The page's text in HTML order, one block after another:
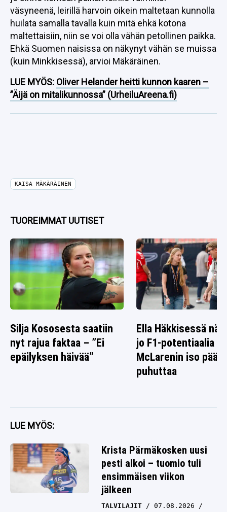
väsyneenä, leirillä harvoin oikein maltetaan kunnolla
huilata samalla tavalla kuin mitä ehkä kotona
maltettaisiin, niin se voi olla vähän petollinen paikka.
Ehkä Suomen naisissa on näkynyt vähän se muissa
(kuin Minkkisessä), arvioi Mäkäräinen.
LUE MYÖS: Oliver Helander heitti kunnon kaaren –
”Äijä on mitalikunnossa” (UrheiluAreena.fi)
KAISA MÄKÄRÄINEN
TUOREIMMAT UUTISET
Silja Kososesta saatiin
nyt rajua faktaa – ”Ei
epäilyksen häivää”
Ella Häkkisessä
jo F1-potentiaalia –
McLarenin iso
puhuttaa
LUE MYÖS:
Krista Pärmäkosken uusi
pesti alkoi – tuomio tuli
ensimmäisen viikon
jälkeen
TALVILAJIT
07.08.2026